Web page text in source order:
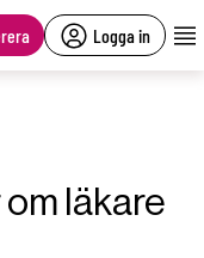
Logga in
läkare